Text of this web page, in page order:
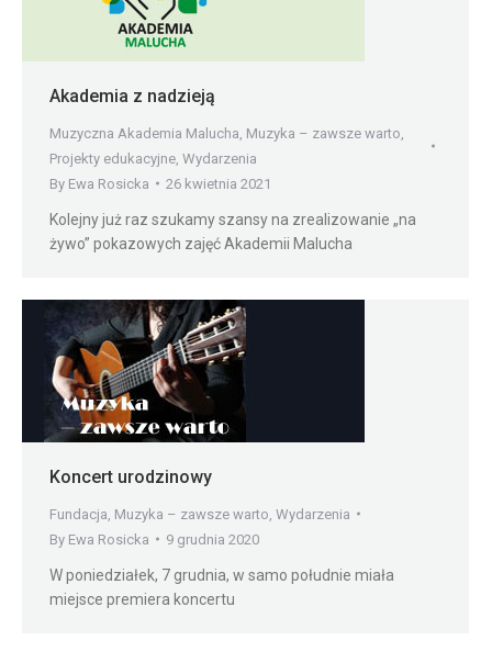
Akademia z nadzieją
Muzyczna Akademia Malucha Muzyka – zawsze warto
Projekty edukacyjne Wydarzenia
By Ewa Rosicka 26 kwietnia 2021
Kolejny już raz szukamy szansy na zrealizowanie „na
żywo” pokazowych zajęć Akademii Malucha
Koncert urodzinowy
Fundacja Muzyka – zawsze warto Wydarzenia
By Ewa Rosicka 9 grudnia 2020
W poniedziałek, 7 grudnia, w samo południe miała
miejsce premiera koncertu